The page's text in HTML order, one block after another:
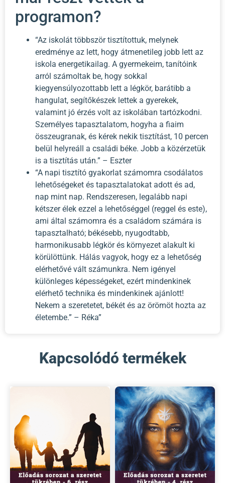
programon?
“Az iskolát többször tisztítottuk, melynek
eredménye az lett, hogy átmenetileg jobb lett az
iskola energetikailag. A gyermekeim, tanítóink
arról számoltak be, hogy sokkal
kiegyensúlyozottabb lett a légkör, barátibb a
hangulat, segítőkészek lettek a gyerekek,
valamint jó érzés volt az iskolában tartózkodni.
Személyes tapasztalatom, hogyha a fiaim
összeugranak, és kérek nekik tisztítást, 10 percen
belül helyreáll a családi béke. Jobb a közérzetük
is a tisztítás után.” – Eszter
“A napi tisztító gyakorlat számomra csodálatos
lehetőségeket és tapasztalatokat adott és ad,
nap mint nap. Rendszeresen, legalább napi
kétszer élek ezzel a lehetőséggel (reggel és este),
ami által számomra és a családom számára is
tapasztalható; békésebb, nyugodtabb,
harmonikusabb légkör és környezet alakult ki
körülöttünk. Hálás vagyok, hogy ez a lehetőség
elérhetővé vált számunkra. Nem igényel
különleges képességeket, ezért mindenkinek
elérhető technika és mindenkinek ajánlott!
Nekem a szeretetet, békét és az örömöt hozta az
életembe.” – Réka”
Kapcsolódó termékek